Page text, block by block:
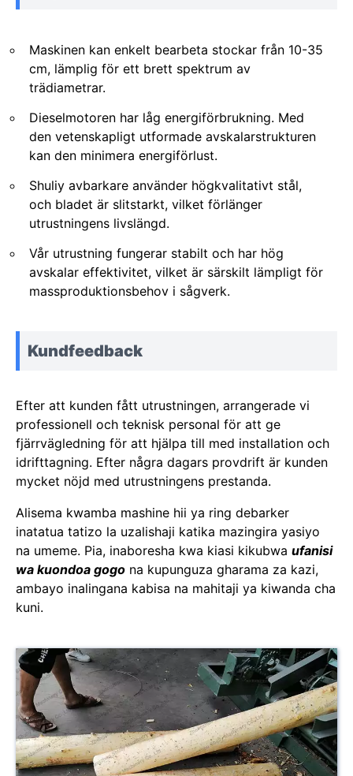
Maskinen kan enkelt bearbeta stockar från 10-35
cm, lämplig för ett brett spektrum av
trädiametrar.
Dieselmotoren har låg energiförbrukning. Med
den vetenskapligt utformade avskalarstrukturen
kan den minimera energiförlust.
Shuliy avbarkare använder högkvalitativt stål,
och bladet är slitstarkt, vilket förlänger
utrustningens livslängd.
Vår utrustning fungerar stabilt och har hög
avskalar effektivitet, vilket är särskilt lämpligt för
massproduktionsbehov i sågverk.
Kundfeedback
Efter att kunden fått utrustningen, arrangerade vi
professionell och teknisk personal för att ge
fjärrvägledning för att hjälpa till med installation och
idrifttagning. Efter några dagars provdrift är kunden
mycket nöjd med utrustningens prestanda.
Alisema kwamba mashine hii ya ring debarker
inatatua tatizo la uzalishaji katika mazingira yasiyo
na umeme. Pia, inaboresha kwa kiasi kikubwa ufanisi
wa kuondoa gogo na kupunguza gharama za kazi,
ambayo inalingana kabisa na mahitaji ya kiwanda cha
kuni.